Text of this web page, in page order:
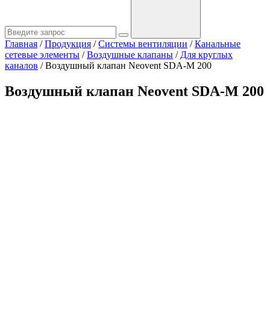
Главная / Продукция / Системы вентиляции / Канальные
сетевые элементы / Воздушные клапаны / Для круглых
каналов /Воздушный клапан Neovent SDA-M 200
Воздушный клапан Neovent SDA-M 200